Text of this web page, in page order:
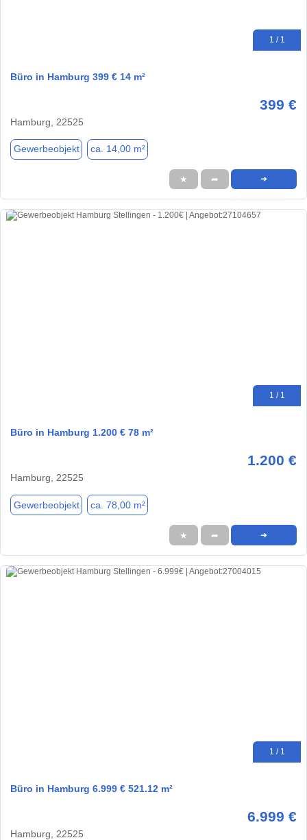
1 / 1
Büro in Hamburg 399 € 14 m²
399 €
Hamburg, 22525
Gewerbeobjekt ca. 14,00 m²
★ ➦ ➜
1 / 1
Büro in Hamburg 1.200 € 78 m²
1.200 €
Hamburg, 22525
Gewerbeobjekt ca. 78,00 m²
★ ➦ ➜
1 / 1
Büro in Hamburg 6.999 € 521.12 m²
6.999 €
Hamburg, 22525